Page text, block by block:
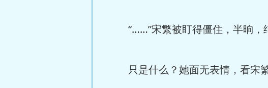
“……”宋繁被盯得僵住，半晌，
只是什么？她面无表情，看宋繁